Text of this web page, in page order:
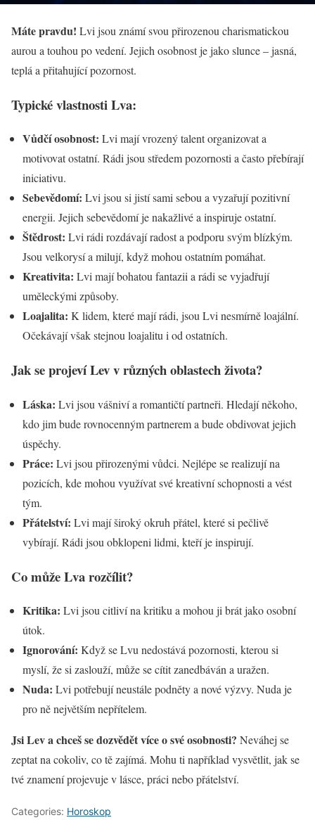
Máte pravdu! Lvi jsou známí svou přirozenou charismatickou
aurou a touhou po vedení. Jejich osobnost je jako slunce – jasná,
teplá a přitahující pozornost.
Typické vlastnosti Lva:
Vůdčí osobnost: Lvi mají vrozený talent organizovat a
motivovat ostatní. Rádi jsou středem pozornosti a často přebírají
iniciativu.
Sebevědomí: Lvi jsou si jistí sami sebou a vyzařují pozitivní
energii. Jejich sebevědomí je nakažlivé a inspiruje ostatní.
Štědrost: Lvi rádi rozdávají radost a podporu svým blízkým.
Jsou velkorysí a milují, když mohou ostatním pomáhat.
Kreativita: Lvi mají bohatou fantazii a rádi se vyjadřují
uměleckými způsoby.
Loajalita: K lidem, které mají rádi, jsou Lvi nesmírně loajální.
Očekávají však stejnou loajalitu i od ostatních.
Jak se projeví Lev v různých oblastech života?
Láska: Lvi jsou vášniví a romantičtí partneři. Hledají někoho,
kdo jim bude rovnocenným partnerem a bude obdivovat jejich
úspěchy.
Práce: Lvi jsou přirozenými vůdci. Nejlépe se realizují na
pozicích, kde mohou využívat své kreativní schopnosti a vést
tým.
Přátelství: Lvi mají široký okruh přátel, které si pečlivě
vybírají. Rádi jsou obklopeni lidmi, kteří je inspirují.
Co může Lva rozčílit?
Kritika: Lvi jsou citliví na kritiku a mohou ji brát jako osobní
útok.
Ignorování: Když se Lvu nedostává pozornosti, kterou si
myslí, že si zaslouží, může se cítit zanedbáván a uražen.
Nuda: Lvi potřebují neustále podněty a nové výzvy. Nuda je
pro ně největším nepřítelem.
Jsi Lev a chceš se dozvědět více o své osobnosti? Neváhej se
zeptat na cokoliv, co tě zajímá. Mohu ti například vysvětlit, jak se
tvé znamení projevuje v lásce, práci nebo přátelství.
Categories: Horoskop